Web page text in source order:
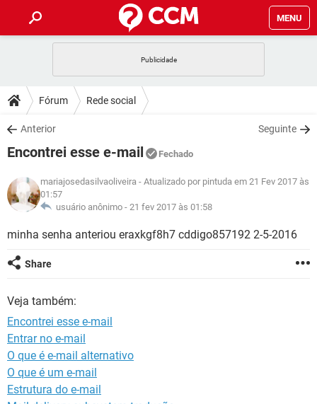
MENU
CELULAR
OUTLOOK
INSTAGRAM GMAIL
GUIA DE COMPRAS
DICAS
JOGOS
INSTAGRAM GMAIL
GUIA DE COMPRAS
DOWNLOADS
JOGOS WHATSAPP
CELULAR FACEBOOK
OUTLOOK EXCEL
JOGOS WHATSAPP
CELULAR FACEBOOK
OUTLOOK EXCEL
INSTAGRAM
GLOSSÁRIO
INSTAGRAM
GUIA DE COMPRAS
Fórum Rede social
Anterior Seguinte
Encontrei esse e-mail Fechado
mariajosedasilvaoliveira- Atualizado por pintuda em 21 Fev 2017 às
01:57
usuário anônimo - 21 fev 2017 às 01:58
minha senha anteriou eraxkgf8h7 cddigo857192 2-5-2016
Share
Veja também:
Encontrei esse e-mail
Entrar no e-mail
O que é e-mail alternativo
O que é um e-mail
Estrutura do e-mail